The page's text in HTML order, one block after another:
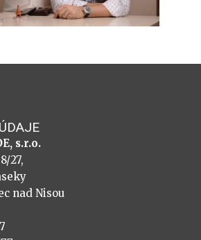
s.r.o.
27,
nad Nisou